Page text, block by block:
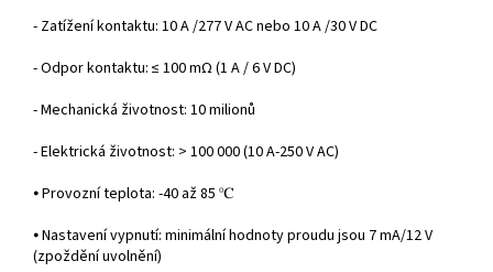
- Zatížení kontaktu: 10A/277V AC nebo 10A/30V DC
- Odpor kontaktu: ≤ 100mΩ(1 A/6VDC)
- Mechanická životnost: 10 milionů
- Elektrická životnost: > 100 000 (10 A-250 V AC)
⦁Provozní teplota: -40 až 85 ℃
⦁Nastavení vypnutí: minimální hodnoty proudu jsou 7mA/12V
(zpoždění uvolnění)